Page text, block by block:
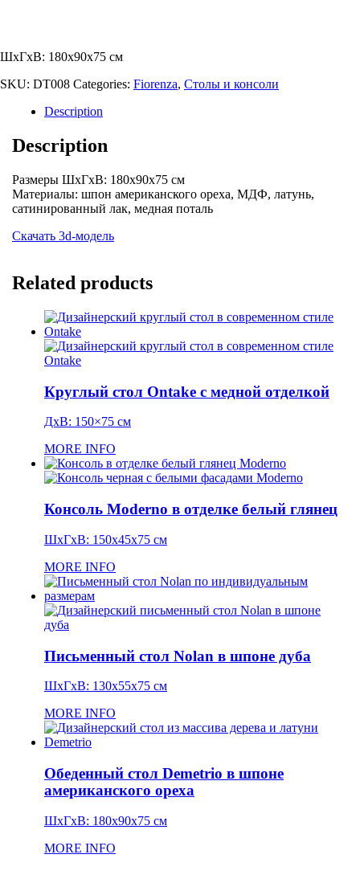
ШхГхВ: 180x90x75 см
SKU: DT008 Categories: Fiorenza, Столы и консоли
Description
Description
Размеры ШхГхВ: 180x90x75 см
Материалы: шпон американского ореха, МДФ, латунь,
сатинированный лак, медная поталь
Скачать 3d-модель
Related products
Круглый стол Ontake с медной отделкой
ДхВ: 150×75 см
MORE INFO
Консоль Moderno в отделке белый глянец
ШхГхВ: 150x45x75 см
MORE INFO
Письменный стол Nolan в шпоне дуба
ШхГхВ: 130x55x75 см
MORE INFO
Обеденный стол Demetrio в шпоне
американского ореха
ШхГхВ: 180x90x75 см
MORE INFO